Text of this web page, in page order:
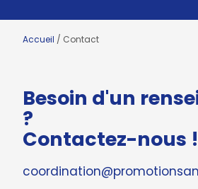
Accueil / Contact
Besoin d'un
?
Contactez-nous !